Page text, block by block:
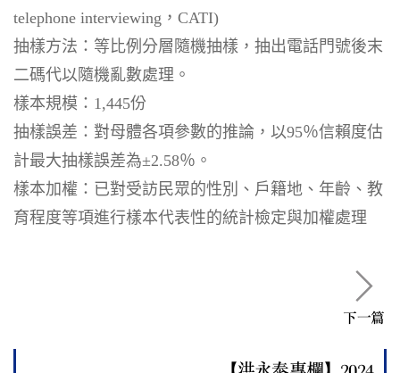
telephone interviewing，CATI)
抽樣方法：等比例分層隨機抽樣，抽出電話門號後末
二碼代以隨機亂數處理。
樣本規模：1,445份
抽樣誤差：對母體各項參數的推論，以95％信賴度估
計最大抽樣誤差為±2.58％。
樣本加權：已對受訪民眾的性別、戶籍地、年齡、教
育程度等項進行樣本代表性的統計檢定與加權處理
下一篇